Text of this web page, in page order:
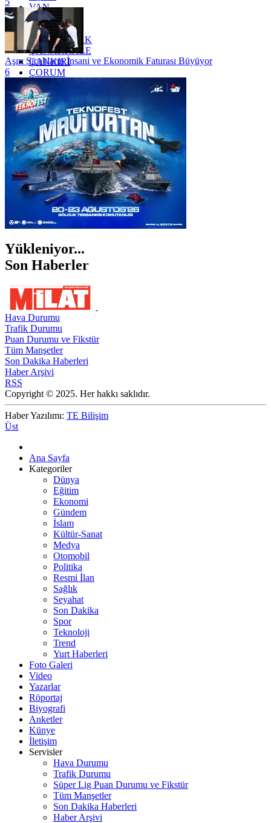
VAN
YALOVA
YOZGAT
ZONGULDAK
ÇANAKKALE
ÇANKIRI
ÇORUM
İSTANBUL
İZMİR
ŞANLIURFA
ŞIRNAK
Aşırı Sıcakların İnsani ve Ekonomik Faturası Büyüyor
6
Yükleniyor...
Son Haberler
Hava Durumu
Trafik Durumu
Puan Durumu ve Fikstür
Tüm Manşetler
Son Dakika Haberleri
Haber Arşivi
RSS
Copyright © 2025. Her hakkı saklıdır.
Haber Yazılımı: TE Bilişim
Üst
Ana Sayfa
Kategoriler
Dünya
Eğitim
Ekonomi
Gündem
İslam
Kültür-Sanat
Medya
Otomobil
Politika
Resmi İlan
Sağlık
Seyahat
Son Dakika
Spor
Teknoloji
Trend
Yurt Haberleri
Foto Galeri
Video
Yazarlar
Röportaj
Biyografi
Anketler
Künye
İletişim
Servisler
Hava Durumu
Trafik Durumu
Süper Lig Puan Durumu ve Fikstür
Tüm Manşetler
Son Dakika Haberleri
Haber Arşivi